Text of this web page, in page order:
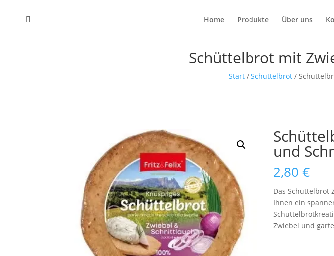
Home Produkte Über uns
Schüttelbrot mit
Start/ Schüttelbrot/
und
2,80 €
Das Schüttelbrot
Ihnen ein
Zwiebel und